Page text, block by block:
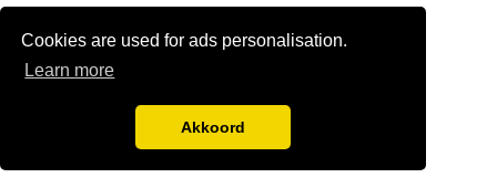
Cookies are used for ads personalisation.
Learn more
Akkoord